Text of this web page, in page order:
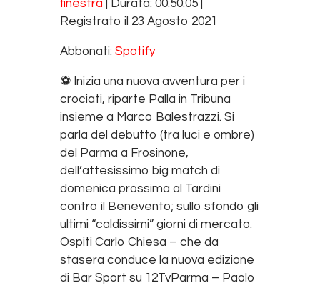
Spotify
RSS FEED
SHARE
finestra
Durata: 00:50:05
Registrato il 23 Agosto 2021
Abbonati: Spotify
⚽️ Inizia una nuova avventura per i
crociati, riparte Palla in Tribuna
insieme a Marco Balestrazzi. Si
parla del debutto (tra luci e ombre)
del Parma a Frosinone,
dell’attesissimo big match di
domenica prossima al Tardini
contro il Benevento; sullo sfondo gli
ultimi “caldissimi” giorni di mercato.
Ospiti Carlo Chiesa – che da
stasera conduce la nuova edizione
di Bar Sport su 12TvParma – Paolo